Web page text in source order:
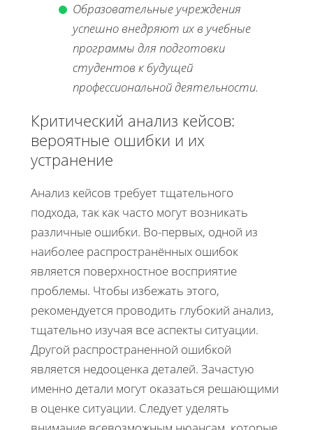
Образовательные учреждения
успешно внедряют их в учебные
программы для подготовки
студентов к будущей
профессиональной деятельности.
Критический анализ кейсов:
вероятные ошибки и их
устранение
Анализ кейсов требует тщательного
подхода, так как часто могут возникать
различные ошибки. Во-первых, одной из
наиболее распространённых ошибок
является поверхностное восприятие
проблемы. Чтобы избежать этого,
рекомендуется проводить глубокий анализ,
тщательно изучая все аспекты ситуации.
Другой распространенной ошибкой
является недооценка деталей. Зачастую
именно детали могут оказаться решающими
в оценке ситуации. Следует уделять